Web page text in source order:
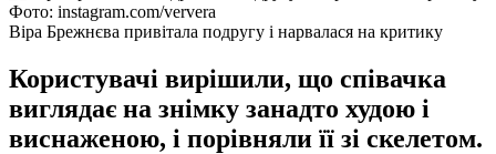
Фото: instagram.com/ververa
Віра Брежнєва привітала подругу і нарвалася на критику
Користувачі вирішили, що співачка
виглядає на знімку занадто худою і
виснаженою, і порівняли її зі скелетом.